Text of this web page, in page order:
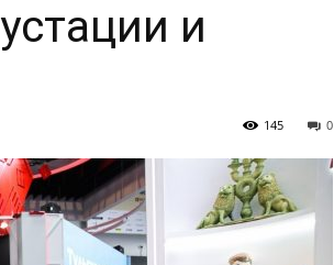
и
0
145